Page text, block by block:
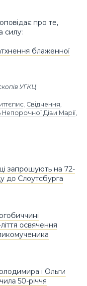
про те,
силу:
блаженної
УГКЦ
Свідчення
Діви Марії
запрошують на 72-
до Слоутсбурга
освячення
і Ольги
50-річчя